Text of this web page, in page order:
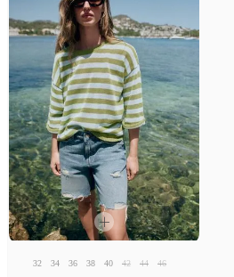
32 34 36 38 40 42 44 46